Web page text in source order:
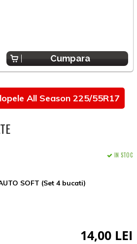
Cumpara
All Season 225/55R17
SOFT (Set 4 bucati)
IN STOC
14,00 LEI